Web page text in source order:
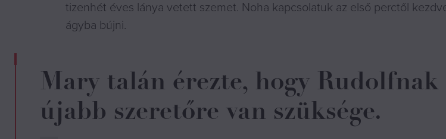
tizenhét éves lánya vetett szemet. Noha kapcsolatuk az első perctől
ágyba bújni.
Mary talán érezte, hogy Rudolfnak
újabb szeretőre van szüksége.